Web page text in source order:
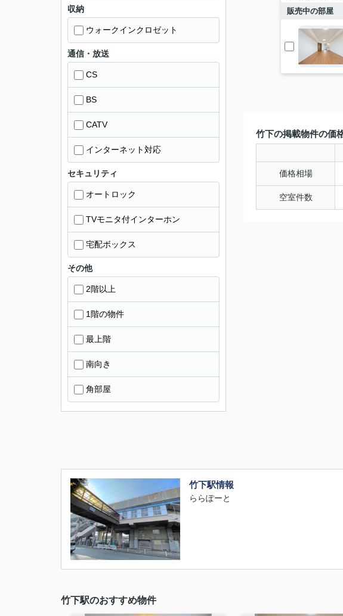
販売中の部屋
竹下の掲載物件の価
価格相場
空室件数
収納
ウォークインクロゼット
通信・放送
CS
BS
CATV
インターネット対応
セキュリティ
オートロック
TVモニタ付インターホン
宅配ボックス
その他
2階以上
1階の物件
最上階
南向き
角部屋
竹下駅情報
ららぽーと
竹下駅のおすすめ物件